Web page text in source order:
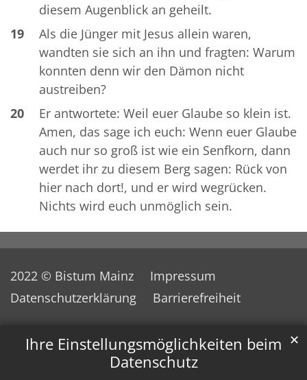
Ihre Einstellungsmöglichkeiten beim
Datenschutz
✕
diesem Augenblick an geheilt.
19
Als die Jünger mit Jesus allein waren,
wandten sie sich an ihn und fragten: Warum
konnten denn wir den Dämon nicht
austreiben?
20
Er antwortete: Weil euer Glaube so klein ist.
Amen, das sage ich euch: Wenn euer Glaube
auch nur so groß ist wie ein Senfkorn, dann
werdet ihr zu diesem Berg sagen: Rück von
hier nach dort!, und er wird wegrücken.
Nichts wird euch unmöglich sein.
2022 © Bistum Mainz
Impressum
Datenschutzerklärung
Barrierefreiheit